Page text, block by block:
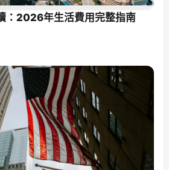
：2026年生活費用完整指南